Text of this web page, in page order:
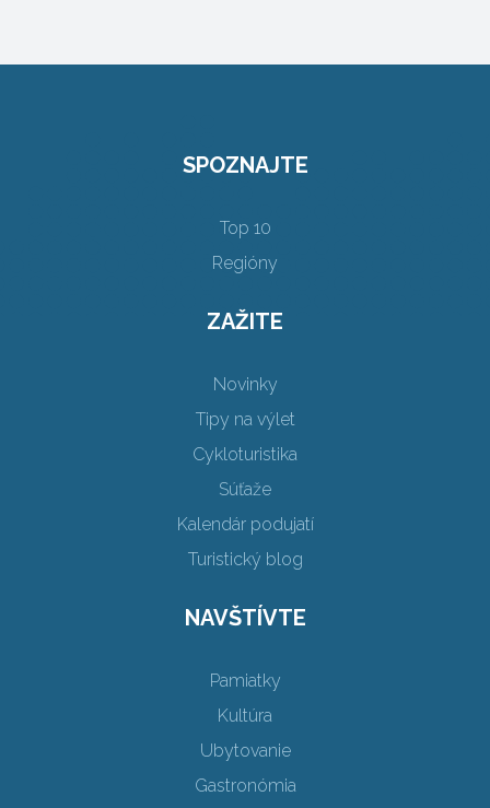
SPOZNAJTE
Top 10
Regióny
ZAŽITE
Novinky
Tipy na výlet
Cykloturistika
Súťaže
Kalendár podujatí
Turistický blog
NAVŠTÍVTE
Pamiatky
Kultúra
Ubytovanie
Gastronómia